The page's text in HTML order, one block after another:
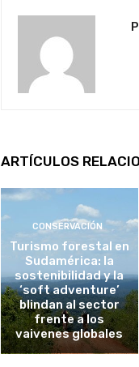
ARTÍCULOS
CONSERVACIÓN
Turismo forestal en
Sudamérica: la
sostenibilidad y la
‘soft adventure’
blindan al sector
frente a los
vaivenes globales